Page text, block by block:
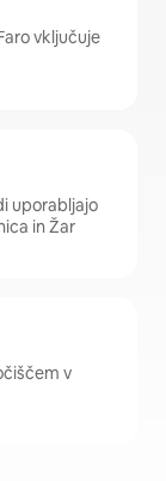
vključuje
uporabljajo
in Žar
v